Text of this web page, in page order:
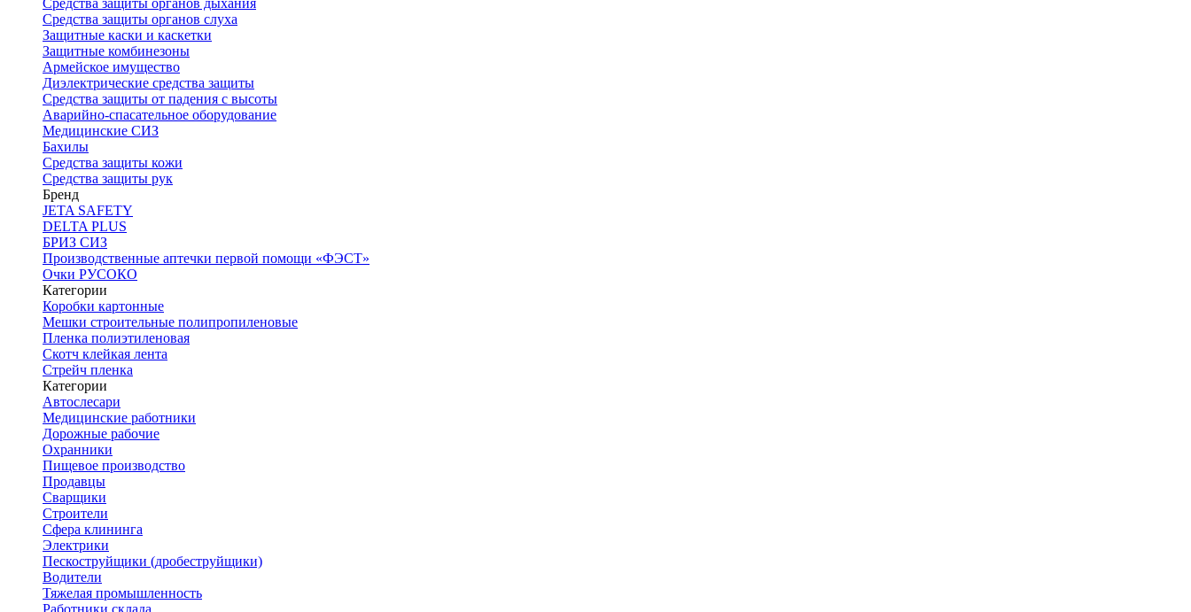
Средства защиты органов дыхания
Средства защиты органов слуха
Защитные каски и каскетки
Защитные комбинезоны
Армейское имущество
Диэлектрические средства защиты
Средства защиты от падения с высоты
Аварийно-спасательное оборудование
Медицинские СИЗ
Бахилы
Средства защиты кожи
Средства защиты рук
Бренд
JETA SAFETY
DELTA PLUS
БРИЗ СИЗ
Производственные аптечки первой помощи «ФЭСТ»
Очки РУСОКО
Категории
Коробки картонные
Мешки строительные полипропиленовые
Пленка полиэтиленовая
Скотч клейкая лента
Стрейч пленка
Категории
Автослесари
Медицинские работники
Дорожные рабочие
Охранники
Пищевое производство
Продавцы
Сварщики
Строители
Сфера клининга
Электрики
Пескоструйщики (дробеструйщики)
Водители
Тяжелая промышленность
Работники склада